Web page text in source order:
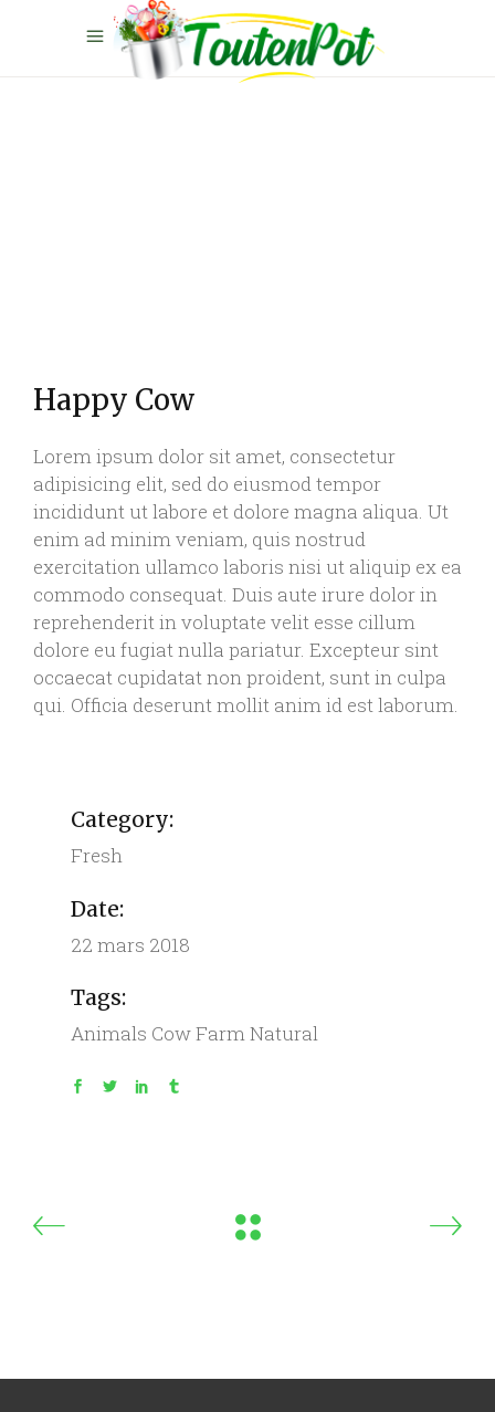
Happy Cow
Lorem ipsum dolor sit amet, consectetur
adipisicing elit, sed do eiusmod tempor
incididunt ut labore et dolore magna aliqua. Ut
enim ad minim veniam, quis nostrud
exercitation ullamco laboris nisi ut aliquip ex ea
commodo consequat. Duis aute irure dolor in
reprehenderit in voluptate velit esse cillum
dolore eu fugiat nulla pariatur. Excepteur sint
occaecat cupidatat non proident, sunt in culpa
qui. Officia deserunt mollit anim id est laborum.
Category:
Fresh
Date:
22 mars 2018
Tags:
Animals CowFarmNatural